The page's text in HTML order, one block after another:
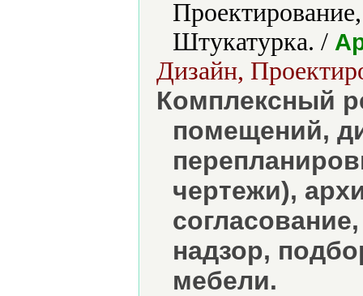
Штукатурка. /
Дизайн,
Комплексный
помещений,
чертежи),
надзор,
мебели.